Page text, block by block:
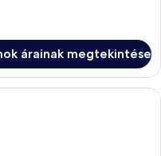
árainak megtekintése